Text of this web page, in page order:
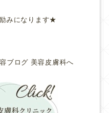
みになります★